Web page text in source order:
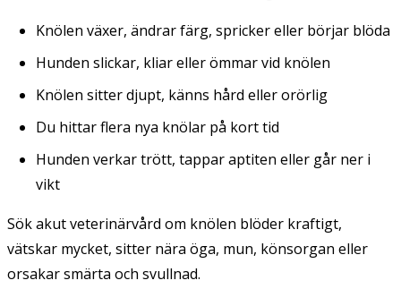
Knölen växer, ändrar färg, spricker eller börjar blöda
Hunden slickar, kliar eller ömmar vid knölen
Knölen sitter djupt, känns hård eller orörlig
Du hittar flera nya knölar på kort tid
Hunden verkar trött, tappar aptiten eller går ner i
vikt
Sök akut veterinärvård om knölen blöder kraftigt,
vätskar mycket, sitter nära öga, mun, könsorgan eller
orsakar smärta och svullnad.